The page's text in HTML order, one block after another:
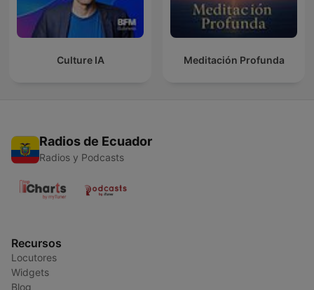
Culture IA Meditación Profunda
Radios de Ecuador
Radios y Podcasts
Recursos
Locutores
Widgets
Blog